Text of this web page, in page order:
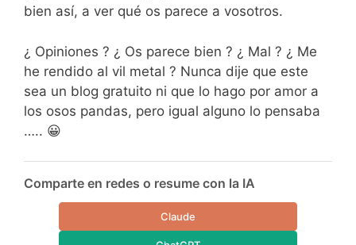
bien así, a ver qué os parece a vosotros.
¿ Opiniones ? ¿ Os parece bien ? ¿ Mal ? ¿ Me
he rendido al vil metal ? Nunca dije que este
sea un blog gratuito ni que lo hago por amor a
los osos pandas, pero igual alguno lo pensaba
….. 😀
Comparte en redes o resume con la IA
Claude